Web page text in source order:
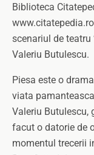
Biblioteca
scenariul de teatru
Valeriu Butulescu.
Piesa este o
viata
Valeriu Butulescu,
facut o datorie de
momentul trecerii